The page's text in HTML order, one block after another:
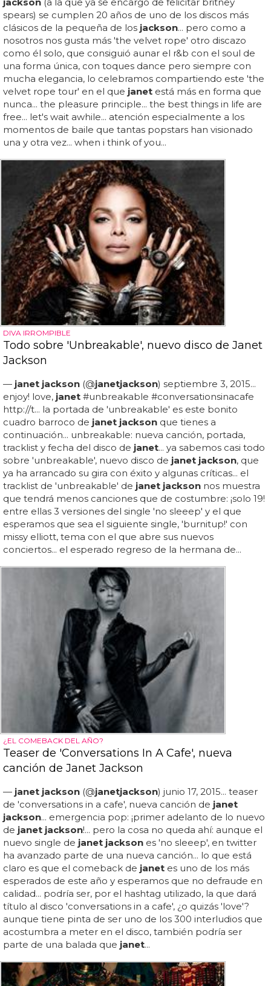
spears) se cumplen 20 años de uno de los discos más
clásicos de la pequeña de los jackson... pero como a
nosotros nos gusta más 'the velvet rope' otro discazo
como él solo, que consiguió aunar el r&b con el soul de
una forma única, con toques dance pero siempre con
mucha elegancia, lo celebramos compartiendo este 'the
velvet rope tour' en el que janet está más en forma que
nunca... the pleasure principle... the best things in life are
free... let's wait awhile... atención especialmente a los
momentos de baile que tantas popstars han visionado
una y otra vez... when i think of you...
DIVA IRROMPIBLE
Todo sobre 'Unbreakable', nuevo disco de Janet
Jackson
— janet jackson (@janetjackson) septiembre 3, 2015...
enjoy! love, janet #unbreakable #conversationsinacafe
http://t... la portada de 'unbreakable' es este bonito
cuadro barroco de janet jackson que tienes a
continuación... unbreakable: nueva canción, portada,
tracklist y fecha del disco de janet... ya sabemos casi todo
sobre 'unbreakable', nuevo disco de janet jackson, que
ya ha arrancado su gira con éxito y algunas críticas... el
tracklist de 'unbreakable' de janet jackson nos muestra
que tendrá menos canciones que de costumbre: ¡solo 19!
entre ellas 3 versiones del single 'no sleeep' y el que
esperamos que sea el siguiente single, 'burnitup!' con
missy elliott, tema con el que abre sus nuevos
conciertos... el esperado regreso de la hermana de...
¿EL COMEBACK DEL AÑO?
Teaser de 'Conversations In A Cafe', nueva
canción de Janet Jackson
— janet jackson (@janetjackson) junio 17, 2015... teaser
de 'conversations in a cafe', nueva canción de janet
jackson... emergencia pop: ¡primer adelanto de lo nuevo
de janet jackson!... pero la cosa no queda ahí: aunque el
nuevo single de janet jackson es 'no sleeep', en twitter
ha avanzado parte de una nueva canción... lo que está
claro es que el comeback de janet es uno de los más
esperados de este año y esperamos que no defraude en
calidad... podría ser, por el hashtag utilizado, la que dará
título al disco 'conversations in a cafe', ¿o quizás 'love'?
aunque tiene pinta de ser uno de los 300 interludios que
acostumbra a meter en el disco, también podría ser
parte de una balada que janet...